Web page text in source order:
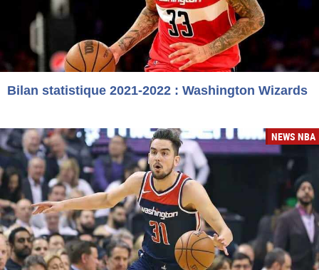
Bilan statistique 2021-2022 : Washington Wizards
NEWS NBA